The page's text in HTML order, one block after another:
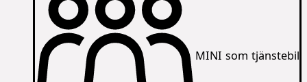
MINI som tjänstebil